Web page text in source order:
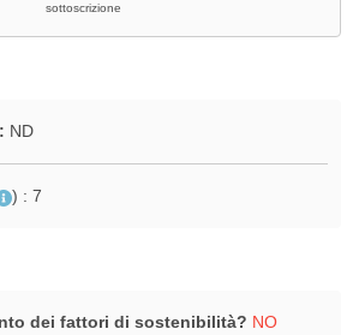
sottoscrizione
ND
) : 7
dei fattori di sostenibilità? NO